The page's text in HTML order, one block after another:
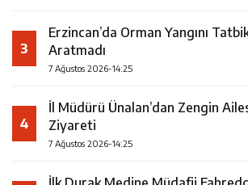
3
Erzincan’da Orman Yangını
Aratmadı
7 Ağustos 2026-14:25
4
İl Müdürü Ünalan’dan Zengin
Ziyareti
7 Ağustos 2026-14:25